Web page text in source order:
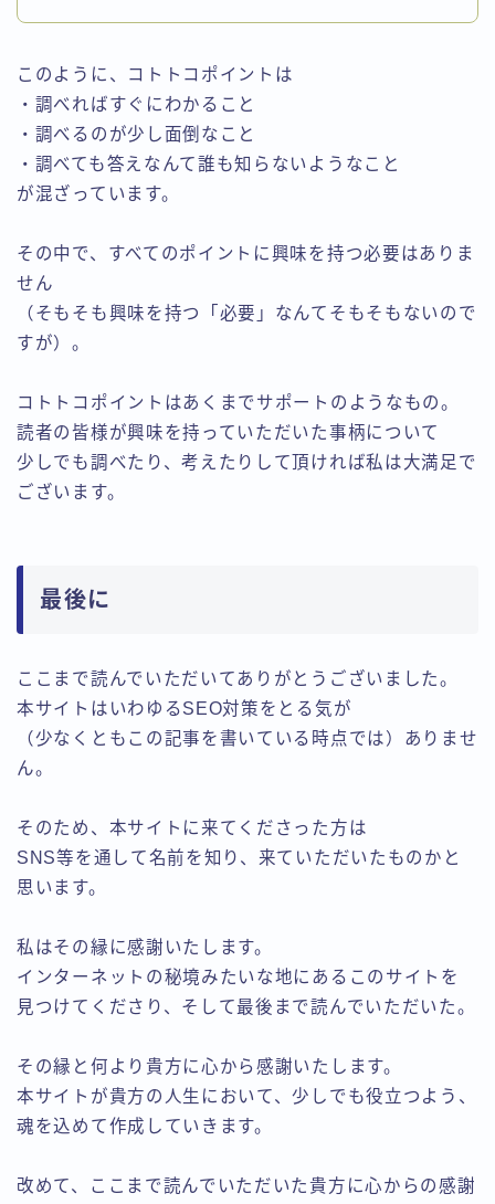
このように、コトトコポイントは
・調べればすぐにわかること
・調べるのが少し面倒なこと
・調べても答えなんて誰も知らないようなこと
が混ざっています。
その中で、すべてのポイントに興味を持つ必要はありま
せん
（そもそも興味を持つ「必要」なんてそもそもないので
すが）。
コトトコポイントはあくまでサポートのようなもの。
読者の皆様が興味を持っていただいた事柄について
少しでも調べたり、考えたりして頂ければ私は大満足で
ございます。
最後に
ここまで読んでいただいてありがとうございました。
本サイトはいわゆるSEO対策をとる気が
（少なくともこの記事を書いている時点では）ありませ
ん。
そのため、本サイトに来てくださった方は
SNS等を通して名前を知り、来ていただいたものかと
思います。
私はその縁に感謝いたします。
インターネットの秘境みたいな地にあるこのサイトを
見つけてくださり、そして最後まで読んでいただいた。
その縁と何より貴方に心から感謝いたします。
本サイトが貴方の人生において、少しでも役立つよう、
魂を込めて作成していきます。
改めて、ここまで読んでいただいた貴方に心からの感謝